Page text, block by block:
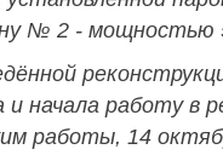
№ 2 -
и начала работу в
работы, 14